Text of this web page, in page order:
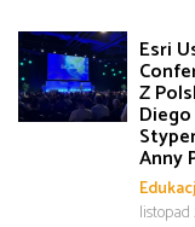
Esri
Z
Anny